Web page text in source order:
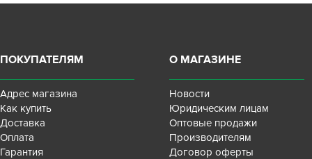
ПОКУПАТЕЛЯМ
Адрес магазина
Как купить
Доставка
Оплата
Гарантия
О МАГАЗИНЕ
Новости
Юридическим лицам
Оптовые продажи
Производителям
Договор оферты